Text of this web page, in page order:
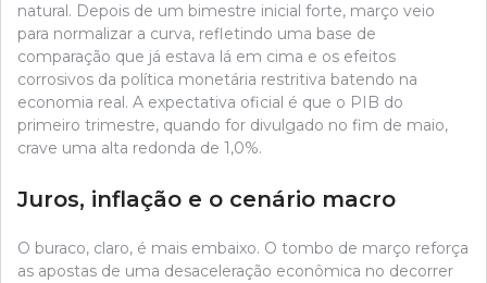
natural. Depois de um bimestre inicial forte, março veio
para normalizar a curva, refletindo uma base de
comparação que já estava lá em cima e os efeitos
corrosivos da política monetária restritiva batendo na
economia real. A expectativa oficial é que o PIB do
primeiro trimestre, quando for divulgado no fim de maio,
crave uma alta redonda de 1,0%.
Juros, inflação e o cenário macro
O buraco, claro, é mais embaixo. O tombo de março reforça
as apostas de uma desaceleração econômica no decorrer